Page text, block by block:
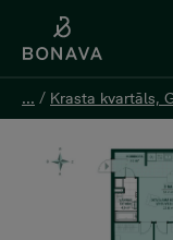
... / Krasta kvartāls,
... / Krasta kvartāls,